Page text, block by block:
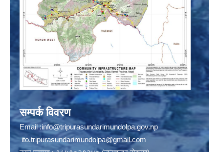
सम्पर्क विवरण
Email :info@tripurasundarimundolpa.gov.np
ito.tripurasundarimundolpa@gmail.com